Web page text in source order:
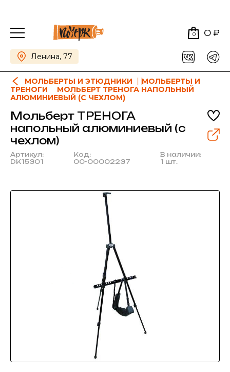
0 0 ₽
Ленина, 77
МОЛЬБЕРТЫ И ЭТЮДНИКИ
МОЛЬБЕРТЫ И
ТРЕНОГИ
МОЛЬБЕРТ ТРЕНОГА НАПОЛЬНЫЙ
АЛЮМИНИЕВЫЙ (С ЧЕХЛОМ)
Мольберт ТРЕНОГА
напольный алюминиевый (с
чехлом)
Артикул:
DK15301
Код:
00-00002237
В наличии:
1 шт.